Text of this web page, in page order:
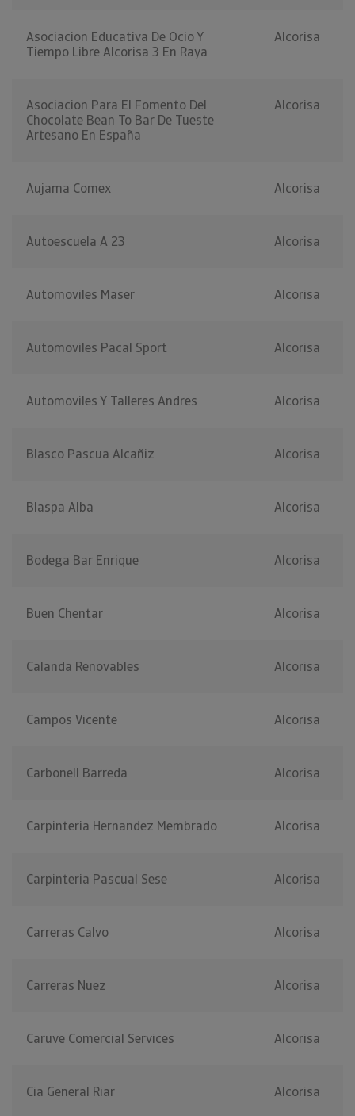
Asociacion Educativa De Ocio Y
Tiempo Libre Alcorisa 3 En Raya
Alcorisa
Asociacion Para El Fomento Del
Chocolate Bean To Bar De Tueste
Artesano En España
Alcorisa
Aujama Comex Alcorisa
Autoescuela A 23 Alcorisa
Automoviles Maser Alcorisa
Automoviles Pacal Sport Alcorisa
Automoviles Y Talleres Andres Alcorisa
Blasco Pascua Alcañiz Alcorisa
Blaspa Alba Alcorisa
Bodega Bar Enrique Alcorisa
Buen Chentar Alcorisa
Calanda Renovables Alcorisa
Campos Vicente Alcorisa
Carbonell Barreda Alcorisa
Carpinteria Hernandez Membrado Alcorisa
Carpinteria Pascual Sese Alcorisa
Carreras Calvo Alcorisa
Carreras Nuez Alcorisa
Caruve Comercial Services Alcorisa
Cia General Riar Alcorisa